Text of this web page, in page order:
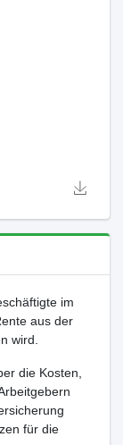
im
aus der
wird.
die Kosten,
für die